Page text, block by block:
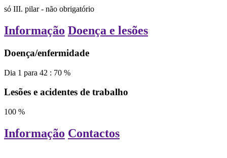
só III. pilar - não obrigatório
Informação Doença e lesões
Doença/enfermidade
Dia 1 para 42 : 70 %
Lesões e acidentes de trabalho
100 %
Informação Contactos